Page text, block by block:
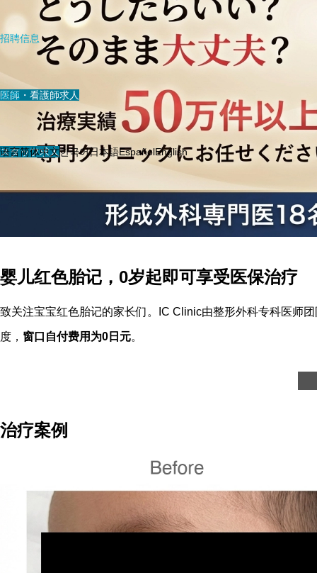
招聘信息
医師・看護師求人
スタッフ求人
其他
语言简体中文한국어日本語EspañolEnglish
婴儿红色胎记，0岁起即可享受医保治疗
致关注宝宝红色胎记的家长们。IC Clinic由整形外科专科医师
度， 窗口自付费用为0日元。
治疗案例